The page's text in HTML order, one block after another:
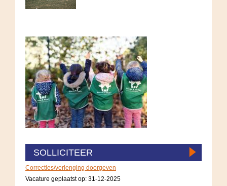
SOLLICITEER
Correcties/verlenging doorgeven
Vacature geplaatst op: 31-12-2025